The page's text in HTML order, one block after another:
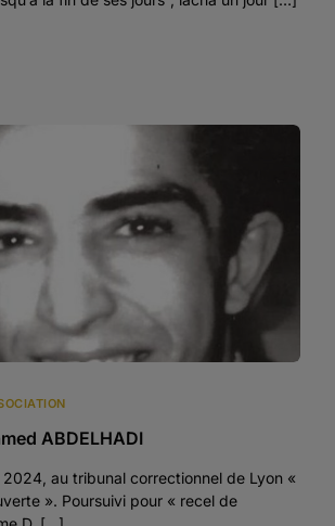
ABDELHADI
au tribunal correctionnel de Lyon «
». Poursuivi pour « recel de